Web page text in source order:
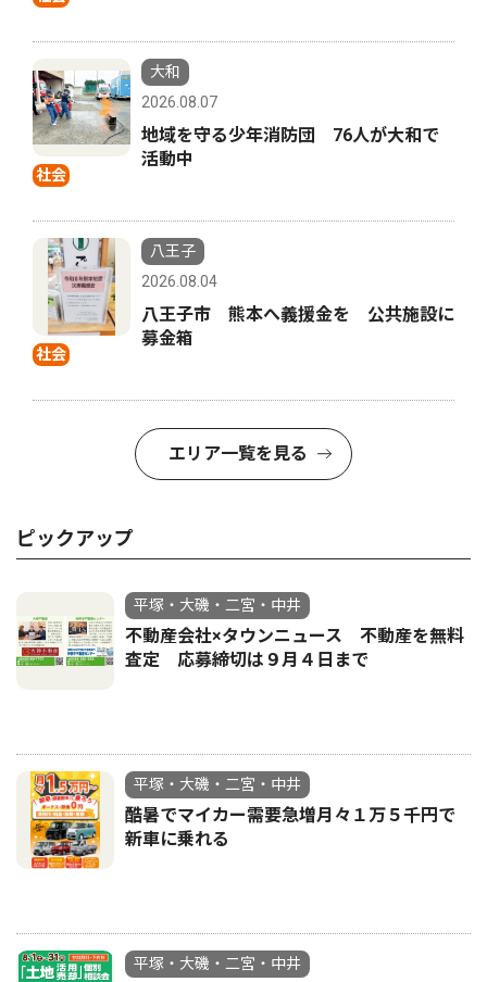
社会
大和
2026.08.07
地域を守る少年消防団 76人が大和で
活動中
社会
八王子
2026.08.04
八王子市 熊本へ義援金を 公共施設に
募金箱
エリア一覧を見る
ピックアップ
平塚・大磯・二宮・中井
不動産会社×タウンニュース 不動産を無料
査定 応募締切は９月４日まで
平塚・大磯・二宮・中井
酷暑でマイカー需要急増月々１万５千円で
新車に乗れる
平塚・大磯・二宮・中井